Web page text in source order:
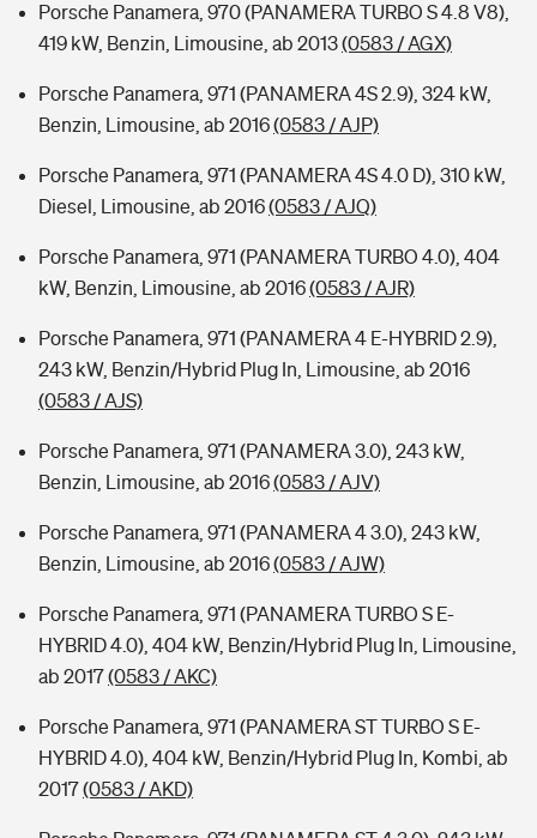
Porsche Panamera, 970 (PANAMERA TURBO S 4.8 V8),
419 kW, Benzin, Limousine, ab 2013(0583 / AGX)
Porsche Panamera, 971 (PANAMERA 4S 2.9), 324 kW,
Benzin, Limousine, ab 2016(0583 / AJP)
Porsche Panamera, 971 (PANAMERA 4S 4.0 D), 310 kW,
Diesel, Limousine, ab 2016(0583 / AJQ)
Porsche Panamera, 971 (PANAMERA TURBO 4.0), 404
kW, Benzin, Limousine, ab 2016(0583 / AJR)
Porsche Panamera, 971 (PANAMERA 4 E-HYBRID 2.9),
243 kW, Benzin/Hybrid Plug In, Limousine, ab 2016
(0583 / AJS)
Porsche Panamera, 971 (PANAMERA 3.0), 243 kW,
Benzin, Limousine, ab 2016(0583 / AJV)
Porsche Panamera, 971 (PANAMERA 4 3.0), 243 kW,
Benzin, Limousine, ab 2016(0583 / AJW)
Porsche Panamera, 971 (PANAMERA TURBO S E-
HYBRID 4.0), 404 kW, Benzin/Hybrid Plug In, Limousine,
ab 2017(0583 / AKC)
Porsche Panamera, 971 (PANAMERA ST TURBO S E-
HYBRID 4.0), 404 kW, Benzin/Hybrid Plug In, Kombi, ab
2017(0583 / AKD)